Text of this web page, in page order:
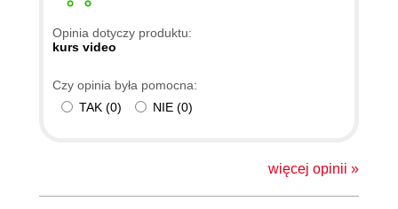
Opinia dotyczy produktu:
kurs video
Czy opinia była pomocna:
TAK (0) NIE (0)
więcej opinii »